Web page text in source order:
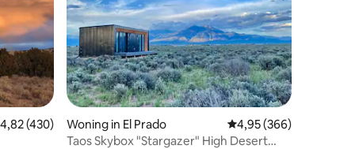
beoordeling van 4,82 op 5, 430 recensies
4,82 (430)
Woning in El Prado Gemiddelde
4,95 (366)
Taos Skybox "Stargazer" High Desert